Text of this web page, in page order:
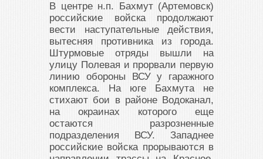
В центре н.п. Бахмут (Артемовск)
российские войска продолжают
вести наступательные действия,
вытесняя противника из города.
Штурмовые отряды вышли на
улицу Полевая и прорвали первую
линию обороны ВСУ у гаражного
комплекса. На юге Бахмута не
стихают бои в районе Водоканал,
на окраинах которого еще
остаются разрозненные
подразделения ВСУ. Западнее
российские войска прорываются в